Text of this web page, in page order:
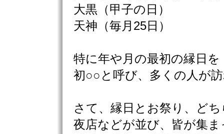
大黒（甲子の日）
天神（毎月25日）
特に年や月の最初の縁日を
初○○と呼び、多くの人が
さて、縁日とお祭り、ど
夜店などが並び、皆が集